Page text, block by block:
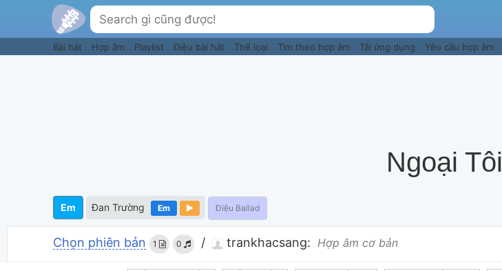
Bài hát Hợp âm Playlist Điệu bài hát Thể loại Tìm theo hợp âm Tải ứng dụng Yêu cầu hợp âm
Ngoại Tôi
Em Đan Trường Em Điệu Ballad
Chọn phiên bản 1 0 / trankhacsang: Hợp âm cơ bản